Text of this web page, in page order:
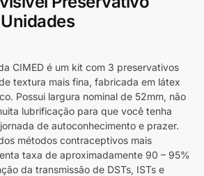
CIMED é um kit com 3 preservativos
textura mais fina, fabricada em látex
Possui largura nominal de 52mm, não
lubrificação para que você tenha
de autoconhecimento e prazer.
métodos contraceptivos mais
taxa de aproximadamente 90 – 95%
da transmissão de DSTs, ISTs e